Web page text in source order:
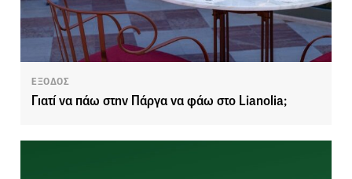
ΕΞΟΔΟΣ
Γιατί να πάω στην Πάργα να φάω στο Lianolia;